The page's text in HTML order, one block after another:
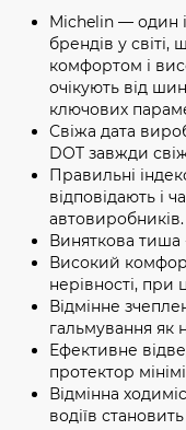
Michelin — один
брендів у світі,
комфортом і
очікують від
ключових
Свіжа дата
DOT завжди
Правильні
відповідають і
автовиробників.
Виняткова тиша
Високий
нерівності, при
Відмінне
гальмування як
Ефективне
протектор
Відмінна
водіїв